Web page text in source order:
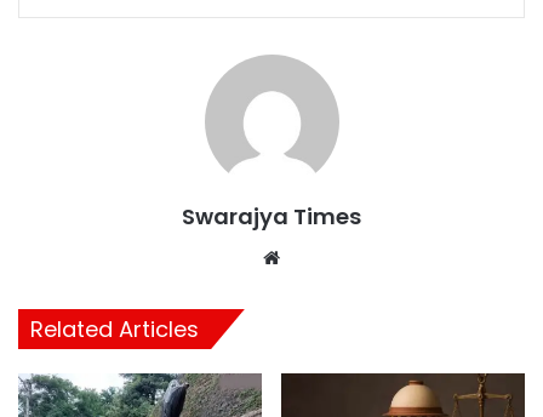
Swarajya Times
Related Articles